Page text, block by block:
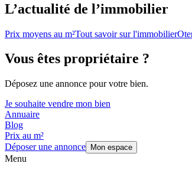
L’actualité de l’immobilier
Prix moyens au m²Tout savoir sur l'immobilier
Vous êtes propriétaire ?
Déposez une annonce pour votre bien.
Je souhaite vendre mon bien
Annuaire
Blog
Prix au m²
Déposer une annonce
Mon espace
Menu